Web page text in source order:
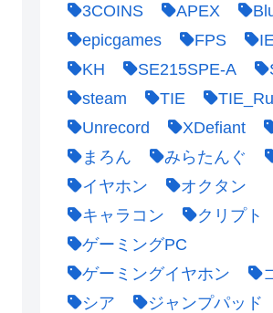
3COINS APEX
epicgames
FPS
KH
SE215SPE-A
steam
TIE
TIE_Ru
Unrecord
XDefiant
まろん
みらたんぐ
イヤホン
オクタン
キャラコン
クリプト
ゲーミングPC
ゲーミングイヤホン
シア
ジャンプパッド